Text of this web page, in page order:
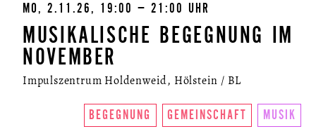
MO, 2.11.26, 19:00 – 21:00 UHR
MUSIKALISCHE BEGEGNUNG IM
NOVEMBER
Impulszentrum Holdenweid, Hölstein / BL
BEGEGNUNG GEMEINSCHAFT MUSIK